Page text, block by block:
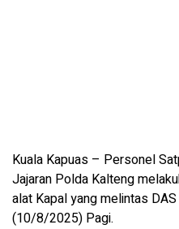
Kuala Kapuas – Personel
Jajaran Polda Kalteng
alat Kapal yang melintas
(10/8/2025) Pagi.